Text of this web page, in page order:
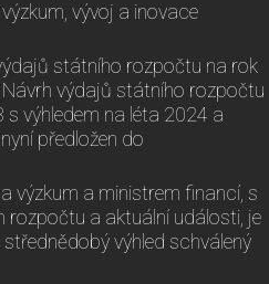
vývoj a inovace
státního rozpočtu na rok
výdajů státního rozpočtu
s výhledem na léta 2024 a
předložen do
výzkum a ministrem financí, s
rozpočtu a aktuální události, je
výhled schválený